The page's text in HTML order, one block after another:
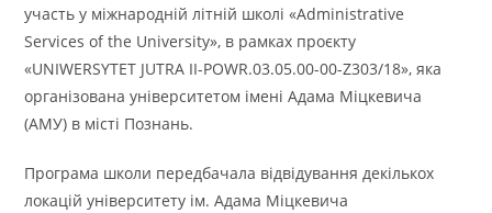
участь у міжнародній літній школі «Administrative
Services of the University», в рамках проєкту
«UNIWERSYTET JUTRA II-POWR.03.05.00-00-Z303/18», яка
організована університетом імені Адама Міцкевича
(АМУ) в місті Познань.
Програма школи передбачала відвідування декількох
локацій університету ім. Адама Міцкевича